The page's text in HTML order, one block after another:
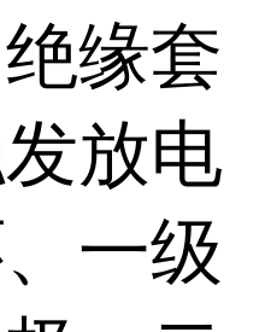
缘套
放电
一级